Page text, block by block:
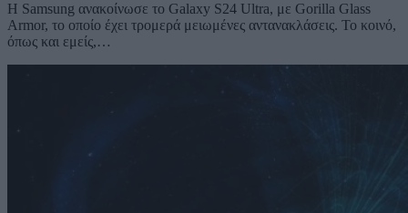
Η Samsung ανακοίνωσε το Galaxy S24 Ultra, με Gorilla Glass
Armor, το οποίο έχει τρομερά μειωμένες αντανακλάσεις. Το κοινό,
όπως και εμείς,…